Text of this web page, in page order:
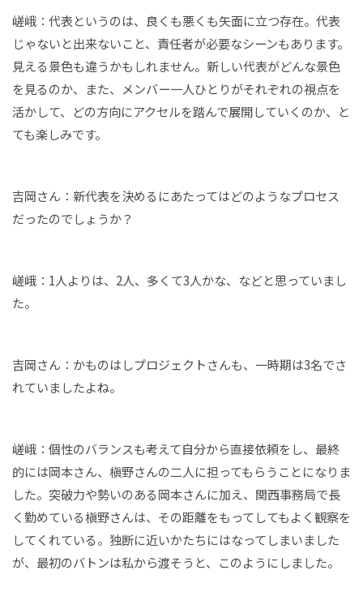
嵯峨：代表というのは、良くも悪くも矢面に立つ存在。代表
じゃないと出来ないこと、責任者が必要なシーンもあります。
見える景色も違うかもしれません。新しい代表がどんな景色
を見るのか、また、メンバー一人ひとりがそれぞれの視点を
活かして、どの方向にアクセルを踏んで展開していくのか、と
ても楽しみです。
吉岡さん：新代表を決めるにあたってはどのようなプロセス
だったのでしょうか？
嵯峨：1人よりは、2人、多くて3人かな、などと思っていまし
た。
吉岡さん：かものはしプロジェクトさんも、一時期は3名でさ
れていましたよね。
嵯峨：個性のバランスも考えて自分から直接依頼をし、最終
的には岡本さん、槇野さんの二人に担ってもらうことになりま
した。突破力や勢いのある岡本さんに加え、関西事務局で長
く勤めている槇野さんは、その距離をもってしてもよく観察を
してくれている。独断に近いかたちにはなってしまいました
が、最初のバトンは私から渡そうと、このようにしました。